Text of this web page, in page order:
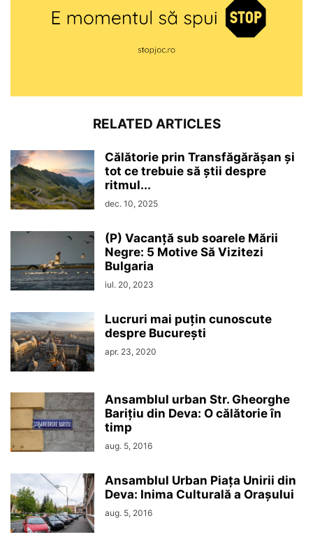
RELATED ARTICLES
Călătorie prin Transfăgărășan și
tot ce trebuie să știi despre
ritmul...
dec. 10, 2025
(P) Vacanță sub soarele Mării
Negre: 5 Motive Să Vizitezi
Bulgaria
iul. 20, 2023
Lucruri mai puțin cunoscute
despre București
apr. 23, 2020
Ansamblul urban Str. Gheorghe
Barițiu din Deva: O călătorie în
timp
aug. 5, 2016
Ansamblul Urban Piața Unirii din
Deva: Inima Culturală a Orașului
aug. 5, 2016